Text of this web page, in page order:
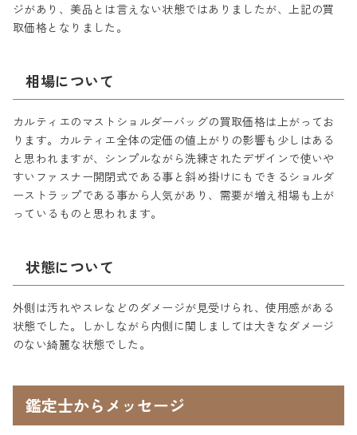
ジがあり、美品とは言えない状態ではありましたが、上記の買
取価格となりました。
相場について
カルティエのマストショルダーバッグの買取価格は上がってお
ります。カルティエ全体の定価の値上がりの影響も少しはある
と思われますが、シンプルながら洗練されたデザインで使いや
すいファスナー開閉式である事と斜め掛けにもできるショルダ
ーストラップである事から人気があり、需要が増え相場も上が
っているものと思われます。
状態について
外側は汚れやスレなどのダメージが見受けられ、使用感がある
状態でした。しかしながら内側に関しましては大きなダメージ
のない綺麗な状態でした。
鑑定士からメッセージ